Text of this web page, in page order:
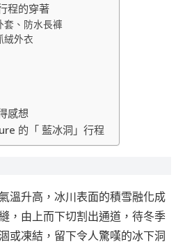
程的穿著
套、防水長褲
絨外衣
感想
的「 藍冰洞」行程
溫升高，冰川表面的積雪融化成
，由上而下切割出通道，待冬季
或凍結，留下令人驚嘆的冰下洞